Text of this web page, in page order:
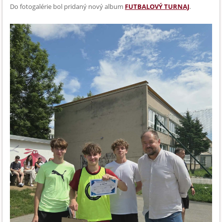
Do fotogalérie bol pridaný nový album FUTBALOVÝ TURNAJ.